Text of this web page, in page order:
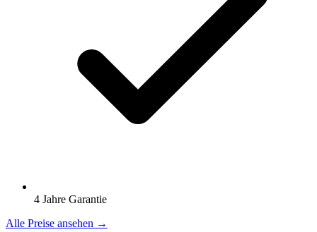
4 Jahre Garantie
Alle Preise ansehen →